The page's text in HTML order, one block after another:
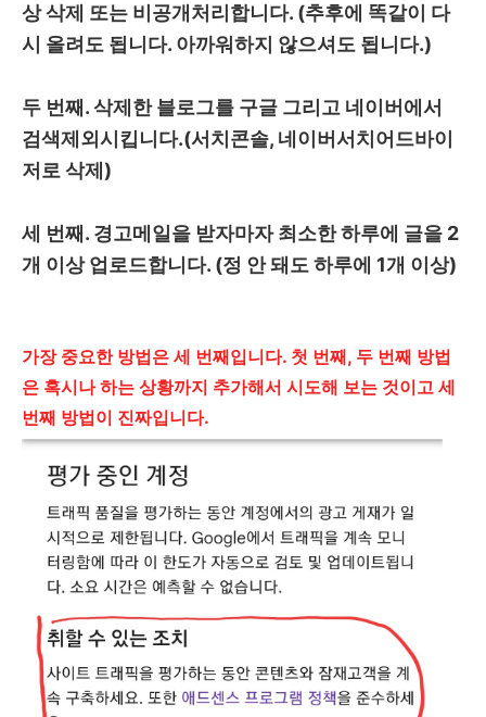
상 삭제 또는 비공개처리합니다. (추후에 똑같이 다
시 올려도 됩니다. 아까워하지 않으셔도 됩니다.)
두 번째. 삭제한 블로그를 구글 그리고 네이버에서
검색제외시킵니다.(서치콘솔, 네이버서치어드바이
저로 삭제)
세 번째. 경고메일을 받자마자 최소한 하루에 글을 2
개 이상 업로드합니다. (정 안 돼도 하루에 1개 이상)
가장 중요한 방법은 세 번째입니다. 첫 번째, 두 번째 방법
은 혹시나 하는 상황까지 추가해서 시도해 보는 것이고 세
번째 방법이 진짜입니다.